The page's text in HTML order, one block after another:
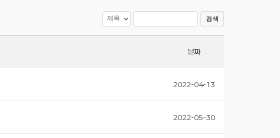
검색
날짜
2022-04-13
2022-05-30